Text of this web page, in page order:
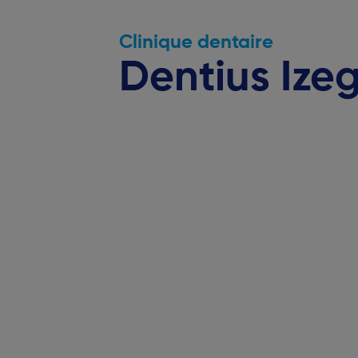
Clinique dentaire
Dentius